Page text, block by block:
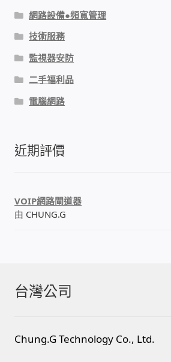
網路設備●頻寬管理
技術服務
監視器安防
二手福利品
電腦網路
近期評價
VOIP網路閘道器
由 CHUNG.G
台灣公司
Chung.G Technology Co., Ltd.